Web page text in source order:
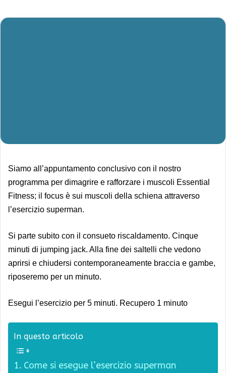
Siamo all’appuntamento conclusivo con il nostro
programma per dimagrire e rafforzare i muscoli Essential
Fitness; il focus è sui muscoli della schiena attraverso
l’esercizio superman.
Si parte subito con il consueto riscaldamento. Cinque
minuti di jumping jack. Alla fine dei saltelli che vedono
aprirsi e chiudersi contemporaneamente braccia e gambe,
riposeremo per un minuto.
Esegui l’esercizio per 5 minuti. Recupero 1 minuto
In questo articolo
Come si esegue l’esercizio superman